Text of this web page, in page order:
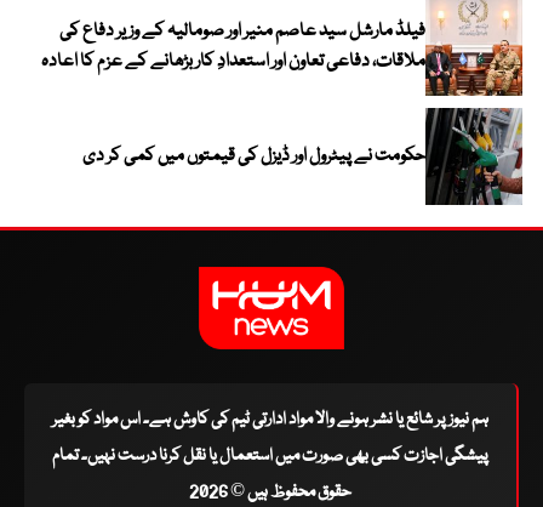
فیلڈ مارشل سید عاصم منیر اور صومالیہ کے وزیر دفاع کی
ملاقات، دفاعی تعاون اور استعدادِ کار بڑھانے کے عزم کا اعادہ
حکومت نے پیٹرول اور ڈیزل کی قیمتوں میں کمی کر دی
ہم نیوز پر شائع یا نشر ہونے والا مواد ادارتی ٹیم کی کاوش ہے۔ اس مواد کو بغیر
پیشگی اجازت کسی بھی صورت میں استعمال یا نقل کرنا درست نہیں۔ تمام
حقوق محفوظ ہیں © 2026